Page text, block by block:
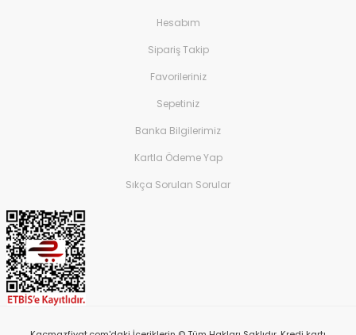
Hesabım
Sipariş Takip
Favorileriniz
Sepetiniz
Banka Bilgilerimiz
Kartla Ödeme Yap
Sıkça Sorulan Sorular